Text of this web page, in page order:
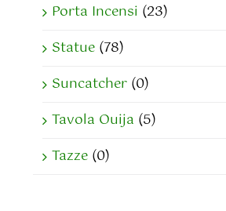
Porta Incensi (23)
Statue (78)
Suncatcher (0)
Tavola Ouija (5)
Tazze (0)